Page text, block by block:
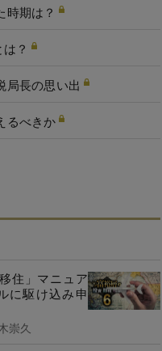
期は？
？
局長の思い出
るべきか
住」マニュア
に駆け込み申
崇久